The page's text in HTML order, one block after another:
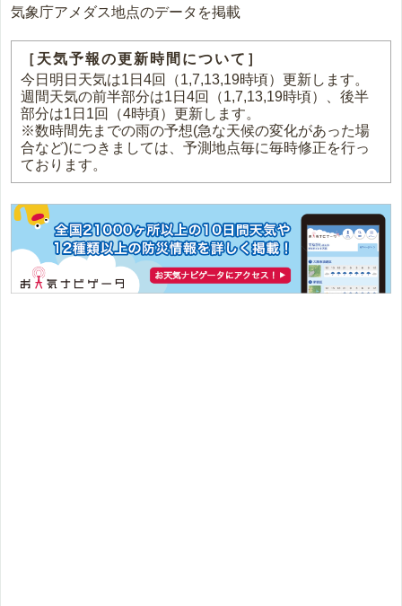
気象庁アメダス地点のデータを掲載
［天気予報の更新時間について］
今日明日天気は1日4回（1,7,13,19時頃）更新します。
週間天気の前半部分は1日4回（1,7,13,19時頃）、後半
部分は1日1回（4時頃）更新します。
※数時間先までの雨の予想(急な天候の変化があった場
合など)につきましては、予測地点毎に毎時修正を行っ
ております。